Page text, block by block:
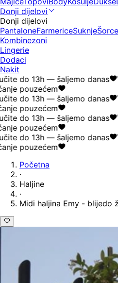
Donji dijelovi
Donji dijelovi
PantaloneFarmericeSuknje
Kombinezoni
Lingerie
Dodaci
Nakit
do 13h — šaljemo danas
pouzećem
do 13h — šaljemo danas
pouzećem
do 13h — šaljemo danas
pouzećem
do 13h — šaljemo danas
pouzećem
Početna
·
Haljine
·
Midi haljina Emy - blijedo